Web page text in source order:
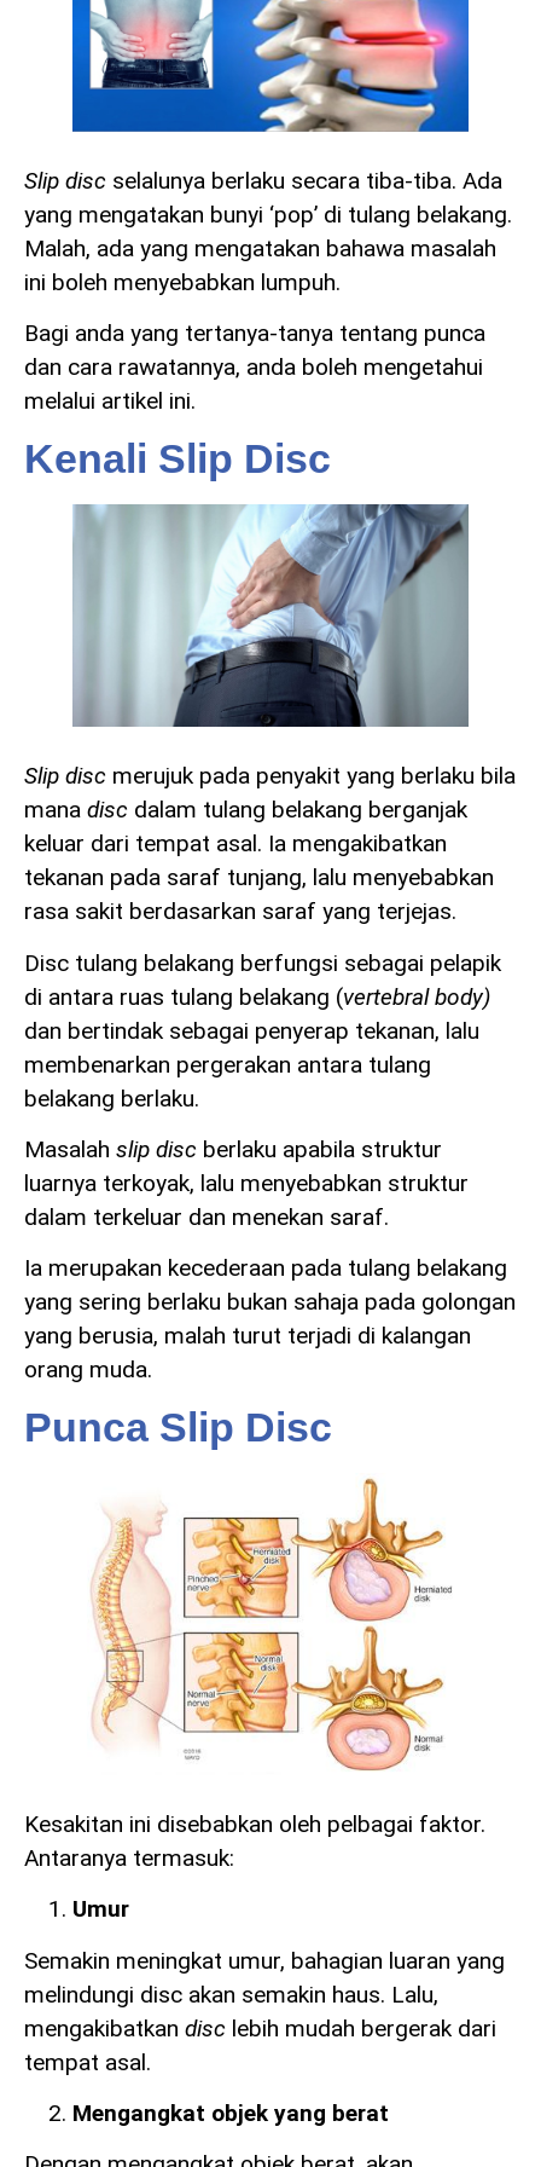
Slip disc selalunya berlaku secara tiba-tiba. Ada
yang mengatakan bunyi ‘pop’ di tulang belakang.
Malah, ada yang mengatakan bahawa masalah
ini boleh menyebabkan lumpuh.
Bagi anda yang tertanya-tanya tentang punca
dan cara rawatannya, anda boleh mengetahui
melalui artikel ini.
Kenali Slip Disc
Slip disc merujuk pada penyakit yang berlaku bila
mana disc dalam tulang belakang berganjak
keluar dari tempat asal. Ia mengakibatkan
tekanan pada saraf tunjang, lalu menyebabkan
rasa sakit berdasarkan saraf yang terjejas.
Disc tulang belakang berfungsi sebagai pelapik
di antara ruas tulang belakang (vertebral body)
dan bertindak sebagai penyerap tekanan, lalu
membenarkan pergerakan antara tulang
belakang berlaku.
Masalah slip disc berlaku apabila struktur
luarnya terkoyak, lalu menyebabkan struktur
dalam terkeluar dan menekan saraf.
Ia merupakan kecederaan pada tulang belakang
yang sering berlaku bukan sahaja pada golongan
yang berusia, malah turut terjadi di kalangan
orang muda.
Punca Slip Disc
Kesakitan ini disebabkan oleh pelbagai faktor.
Antaranya termasuk:
Umur
Semakin meningkat umur, bahagian luaran yang
melindungi disc akan semakin haus. Lalu,
mengakibatkan disc lebih mudah bergerak dari
tempat asal.
Mengangkat objek yang berat